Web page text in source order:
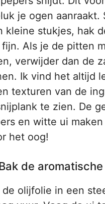
je ogen aanraakt.
kleine stukjes, hak
Als je de pitten
verwijder dan de
Ik vind het altijd
texturen van de
te zien. De
en witte ui
het oog!
de
de olijfolie in een